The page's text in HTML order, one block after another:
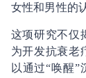
女性和男性的
这项研究不仅
为开发抗衰老
以通过“唤醒